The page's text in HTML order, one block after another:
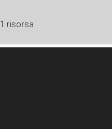
1 risorsa